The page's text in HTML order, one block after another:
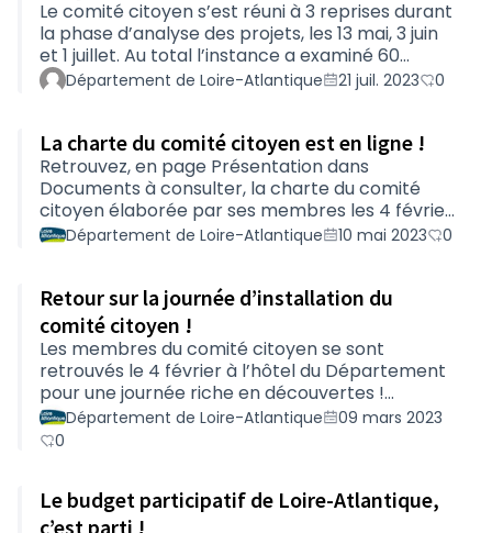
Le comité citoyen s’est réuni à 3 reprises durant
la phase d’analyse des projets, les 13 mai, 3 juin
et 1 juillet. Au total l’instance a examiné 60
projets pour lesquels elle a validé ou non la
septembre, le comité citoyen finalisera la liste
des projets soumis au vote.
Département de Loire-Atlantique 21 juil. 2023 0
La charte du comité citoyen est en ligne !
Retrouvez, en page Présentation dans
Documents à consulter, la charte du comité
citoyen élaborée par ses membres les 4 février
et 9 mars derniers. Elle pose le cadre de
de mener à bien ses missions. Que chacun et
chacune en soit ici remercié.
Département de Loire-Atlantique 10 mai 2023 0
Retour sur la journée d’installation du
comité citoyen !
Les membres du comité citoyen se sont
retrouvés le 4 février à l’hôtel du Département
pour une journée riche en découvertes !
Interconnaissance, échanges,
approfondissements, il s’agissait de mieux
participatif pour pouvoir assurer un rôle de
garant tout au long du processus. L’après-midi a
Département de Loire-Atlantique
09 mars 2023
0
Le budget participatif de Loire-Atlantique,
c’est parti !